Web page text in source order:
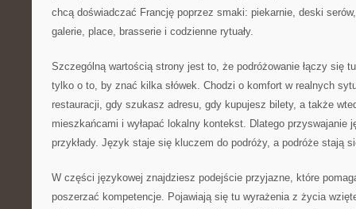
chcą doświadczać Francję poprzez smaki: piekarnie, deski
galerie, place, brasserie i codzienne rytuały.
Szczególną wartością strony jest to, że podróżowanie łączy się
tylko o to, by znać kilka słówek. Chodzi o komfort w realnych
restauracji, gdy szukasz adresu, gdy kupujesz bilety, a także
mieszkańcami i wyłapać lokalny kontekst. Dlatego przyswajanie
przykłady. Język staje się kluczem do podróży, a podróże stają
W części językowej znajdziesz podejście przyjazne, które
poszerzać kompetencje. Pojawiają się tu wyrażenia z życia